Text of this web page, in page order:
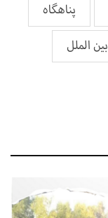
پناهگاه
بین الملل